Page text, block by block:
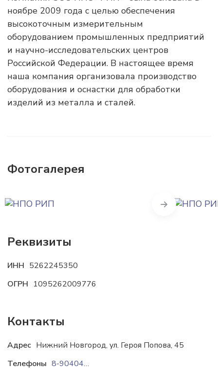
ноябре 2009 года с целью обеспечения
высокоточным измерительным
оборудованием промышленных предприятий
и научно-исследовательских центров
Российской Федерации. В настоящее время
наша компания организовала производство
оборудования и оснастки для обработки
изделий из металла и сталей.
Фотогалерея
Next
Реквизиты
ИНН 5262245350
ОГРН 1095262009776
Контакты
Адрес Нижний Новгород, ул. Героя Попова, 45
Телефоны
8-9040449654